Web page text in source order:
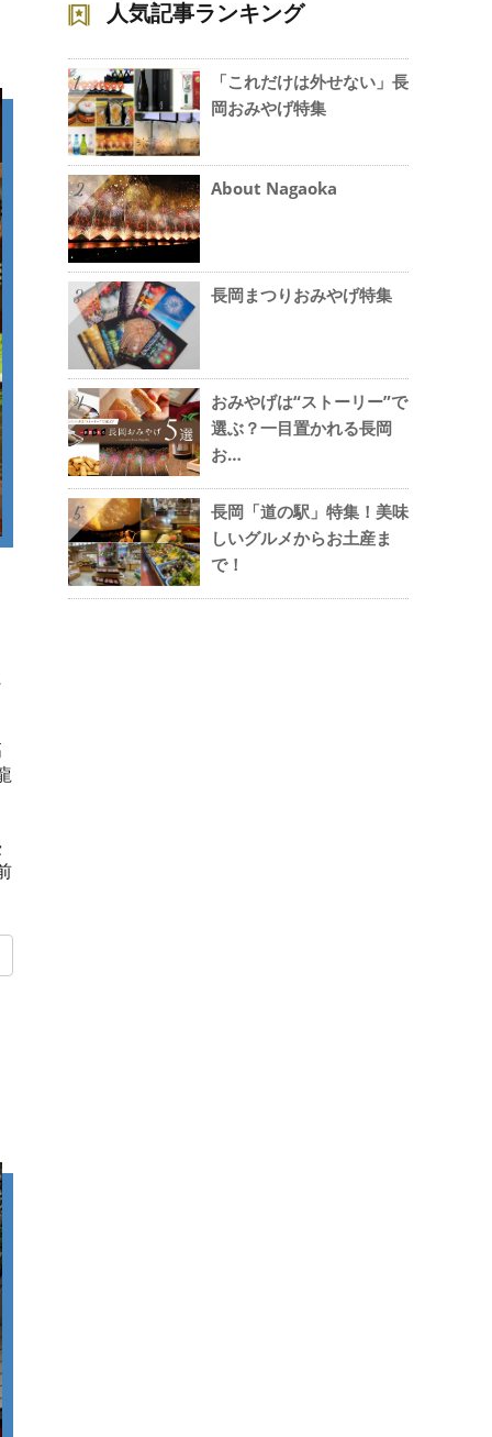
人気記事ランキング
1
「これだけは外せない」長
岡おみやげ特集
2 About Nagaoka
3 長岡まつりおみやげ特集
4
おみやげは“ストーリー”で
選ぶ？一目置かれる長岡
お…
5
長岡「道の駅」特集！美味
しいグルメからお土産ま
で！